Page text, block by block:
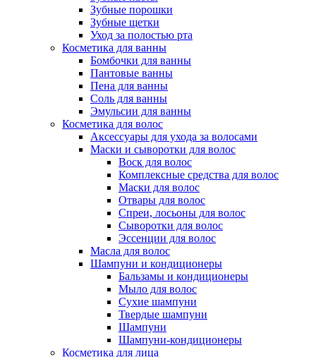
Зубные порошки
Зубные щетки
Уход за полостью рта
Косметика для ванны
Бомбочки для ванны
Пантовые ванны
Пена для ванны
Соль для ванны
Эмульсии для ванны
Косметика для волос
Аксессуары для ухода за волосами
Маски и сыворотки для волос
Воск для волос
Комплексные средства для волос
Маски для волос
Отвары для волос
Спреи, лосьоны для волос
Сыворотки для волос
Эссенции для волос
Масла для волос
Шампуни и кондиционеры
Бальзамы и кондиционеры
Мыло для волос
Сухие шампуни
Твердые шампуни
Шампуни
Шампуни-кондиционеры
Косметика для лица